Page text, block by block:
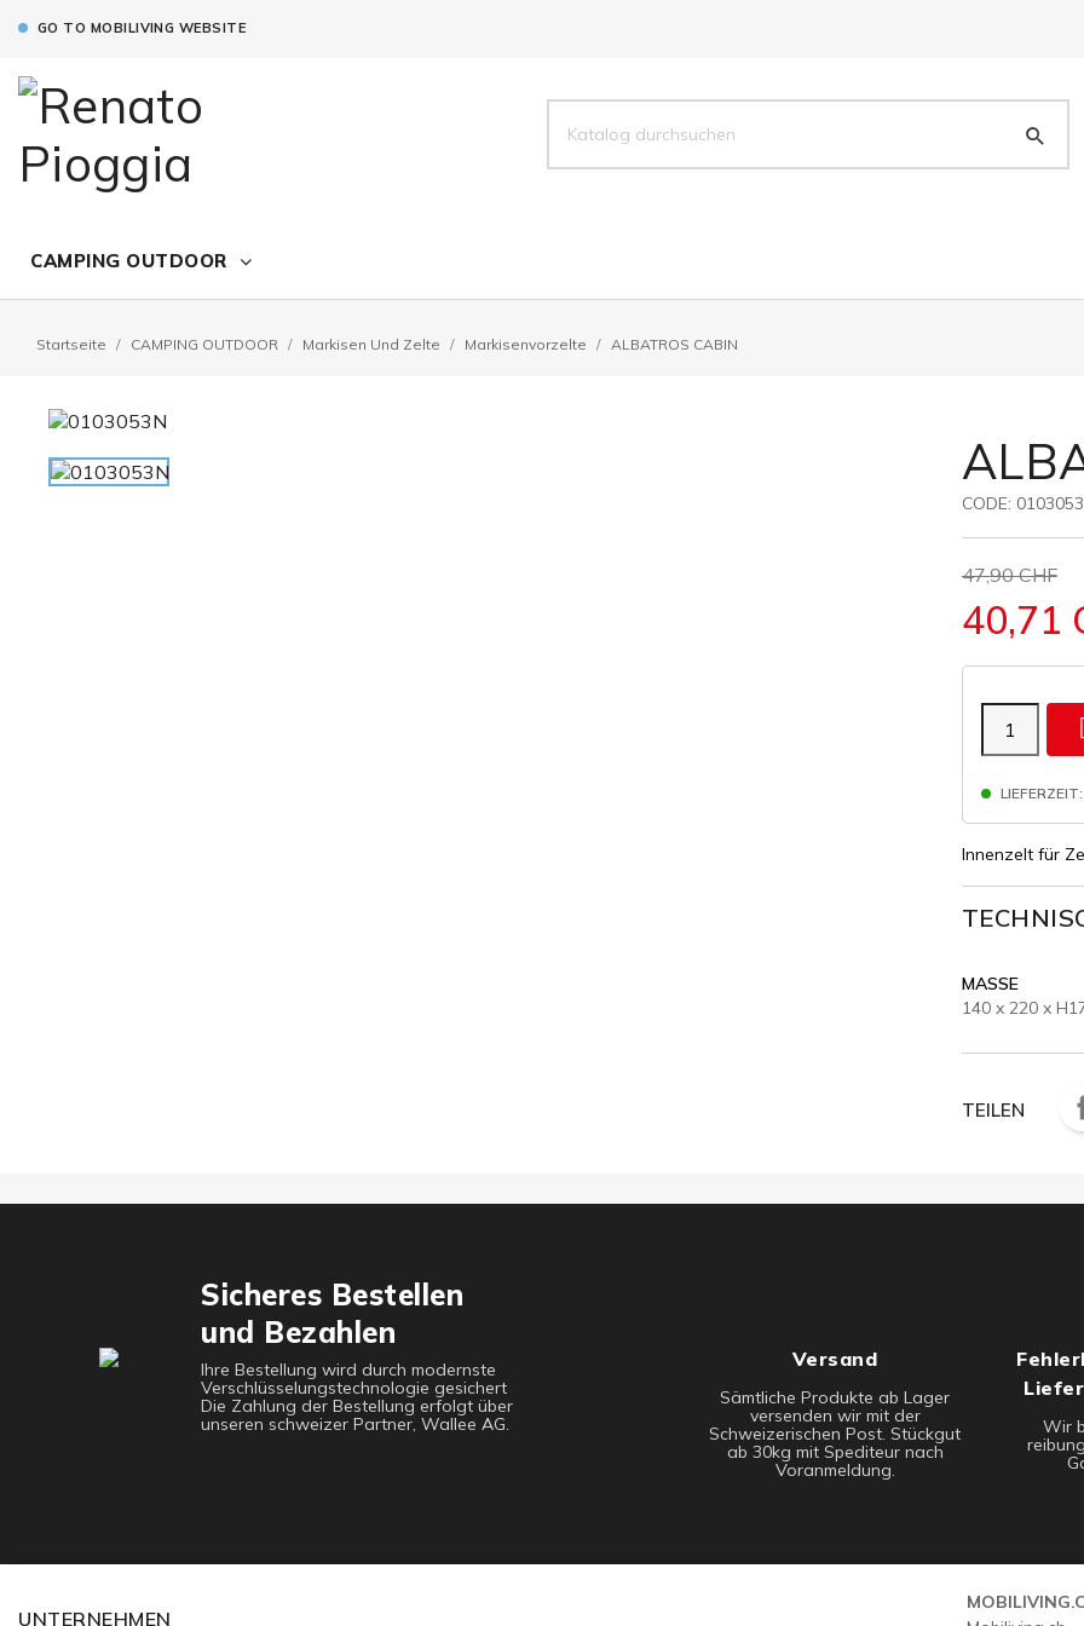
GO TO MOBILIVING WEBSITE
CAMPING OUTDOOR
Startseite CAMPING OUTDOOR Markisen Und Zelte Markisenvorzelte ALBATROS CABIN
CODE:
47,90 CHF
40,71
LIEFERZEIT:
Innenzelt für
MASSE
140 x 220 x
TEILEN
Sicheres Bestellen
und Bezahlen
Ihre Bestellung wird durch modernste
Verschlüsselungstechnologie gesichert
Die Zahlung der Bestellung erfolgt über
unseren schweizer Partner, Wallee AG.
Versand
Sämtliche Produkte ab Lager
versenden wir mit der
Schweizerischen Post. Stückgut
ab 30kg mit Spediteur nach
Voranmeldung.
Wir
UNTERNEHMEN